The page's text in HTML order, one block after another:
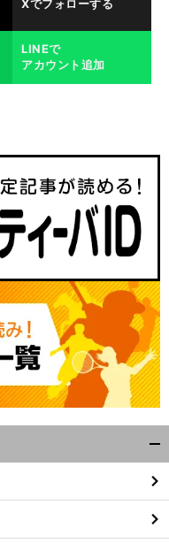
Xでフォローする
LINEで
アカウント追加
閉
る